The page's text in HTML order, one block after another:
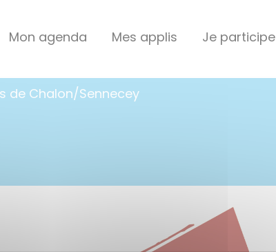
Mon agenda Mes applis Je participe
de Chalon/Sennecey